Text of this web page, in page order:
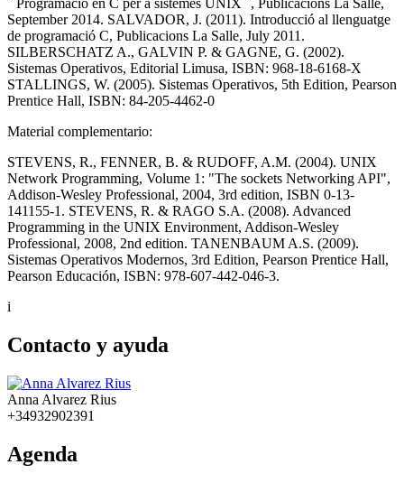
``Programació en C per a sistemes UNIX´´, Publicacions La Salle,
September 2014. SALVADOR, J. (2011). Introducció al llenguatge
de programació C, Publicacions La Salle, July 2011.
SILBERSCHATZ A., GALVIN P. & GAGNE, G. (2002).
Sistemas Operativos, Editorial Limusa, ISBN: 968-18-6168-X
STALLINGS, W. (2005). Sistemas Operativos, 5th Edition, Pearson
Prentice Hall, ISBN: 84-205-4462-0
Material complementario:
STEVENS, R., FENNER, B. & RUDOFF, A.M. (2004). UNIX
Network Programming, Volume 1: "The sockets Networking API",
Addison-Wesley Professional, 2004, 3rd edition, ISBN 0-13-
141155-1. STEVENS, R. & RAGO S.A. (2008). Advanced
Programming in the UNIX Environment, Addison-Wesley
Professional, 2008, 2nd edition. TANENBAUM A.S. (2009).
Sistemas Operativos Modernos, 3rd Edition, Pearson Prentice Hall,
Pearson Educación, ISBN: 978-607-442-046-3.
i
Contacto y ayuda
Anna Alvarez Rius
+34932902391
Agenda